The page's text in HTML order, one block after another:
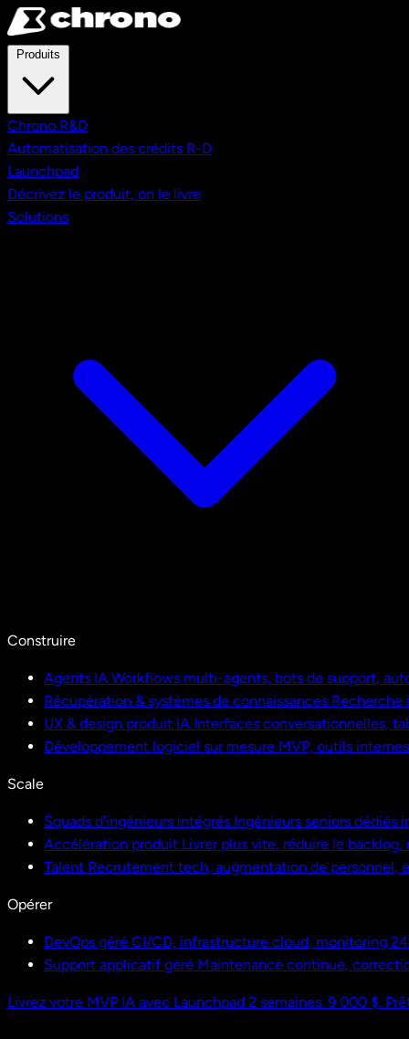
Aller au contenu principal
Chrono R&D
Automatisation des crédits R-D
Launchpad
Décrivez le produit, on le livre
Solutions
Construire
Agents IA Workflows multi-agents, bots de support,
Récupération & systèmes de connaissances Recherche
UX & design produit IA Interfaces conversationnelles,
Développement logiciel sur mesure MVP, outils
Scale
Squads d'ingénieurs intégrés Ingénieurs seniors dédiés
Accélération produit Livrer plus vite, réduire le
Talent Recrutement tech, augmentation de personnel,
Opérer
DevOps géré CI/CD, infrastructure cloud, monitoring
Support applicatif géré Maintenance continue,
Livrez votre MVP IA avec Launchpad 2 semaines. 9 000 $.